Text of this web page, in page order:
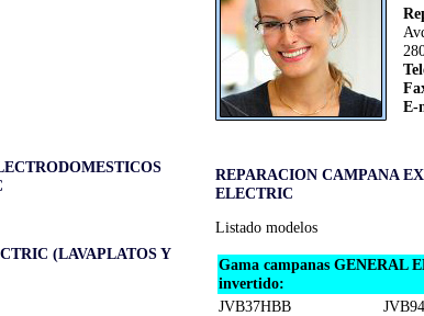
(LAVAPLATOS Y
E-
REPARACION CAMPANA
ELECTRIC
Listado modelos
Gama campanas GENERAL
invertido:
JVB37HBB